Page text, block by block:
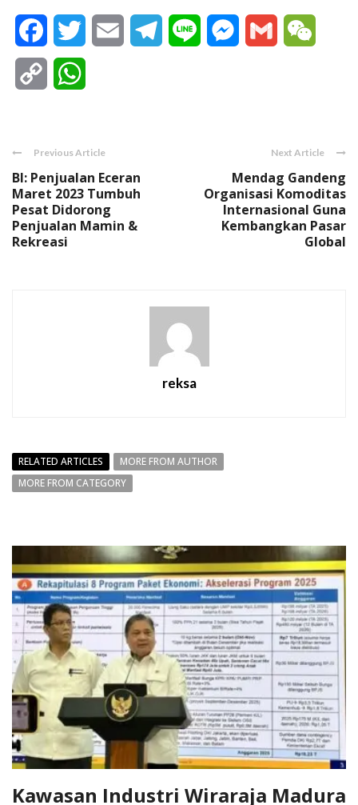
FacebookTwitter Email Telegram
Line Messenger
Gmail
Copy
Previous Article
BI: Penjualan Eceran
Maret 2023 Tumbuh
Pesat Didorong
Penjualan Mamin &
Rekreasi
Next Article
Mendag Gandeng
Organisasi Komoditas
Internasional Guna
Kembangkan Pasar
Global
reksa
RELATED ARTICLES
MORE FROM AUTHOR
MORE FROM CATEGORY
Kawasan Industri Wiraraja Madura